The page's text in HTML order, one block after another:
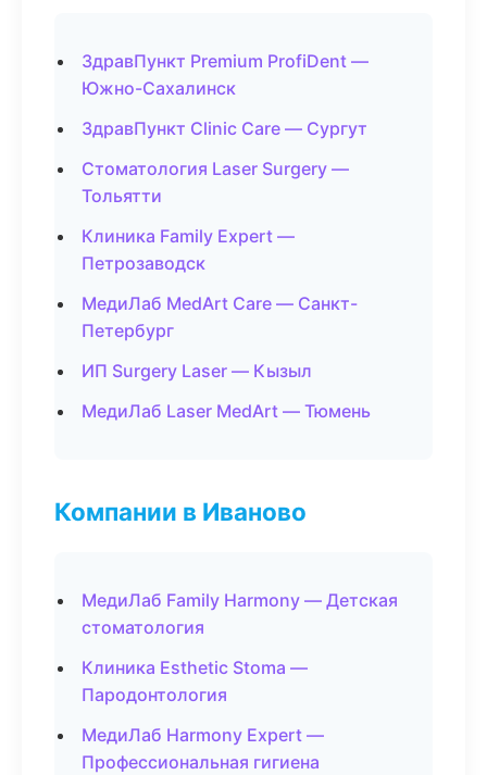
ЗдравПункт Premium ProfiDent —
Южно-Сахалинск
ЗдравПункт Clinic Care — Сургут
Стоматология Laser Surgery —
Тольятти
Клиника Family Expert —
Петрозаводск
МедиЛаб MedArt Care — Санкт-
Петербург
ИП Surgery Laser — Кызыл
МедиЛаб Laser MedArt — Тюмень
Компании в Иваново
МедиЛаб Family Harmony — Детская
стоматология
Клиника Esthetic Stoma —
Пародонтология
МедиЛаб Harmony Expert —
Профессиональная гигиена